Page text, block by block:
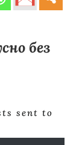
без
sent to